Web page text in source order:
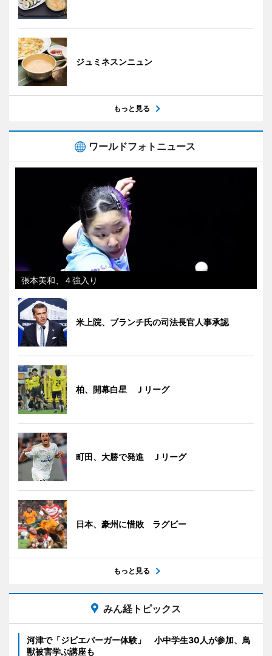
ジュミネスンニュン
もっと見る
ワールドフォトニュース
張本美和、４強入り
米上院、ブランチ氏の司法長官人事承認
柏、開幕白星 Ｊリーグ
町田、大勝で発進 Ｊリーグ
日本、豪州に惜敗 ラグビー
もっと見る
みん経トピックス
河津で「ジビエバーガー体験」 小中学生30人が参加、鳥
獣被害学ぶ講座も